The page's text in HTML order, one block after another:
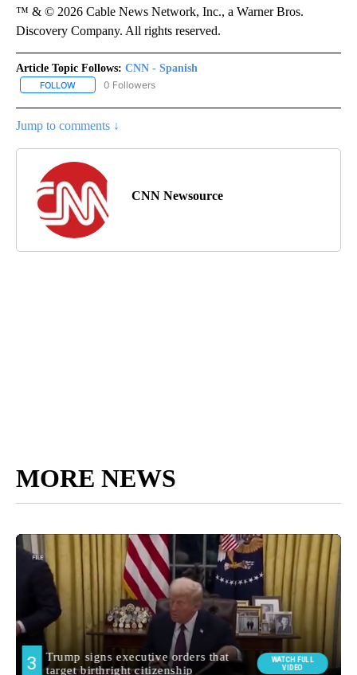
™ & © 2026 Cable News Network, Inc., a Warner Bros.
Discovery Company. All rights reserved.
Article Topic Follows: CNN - Spanish
FOLLOW FOLLOW "CNN - SPANISH" TO RECEIVE NOTIFICATIONS ABOUT
0 Followers
Jump to comments ↓
CNN Newsource
MORE NEWS